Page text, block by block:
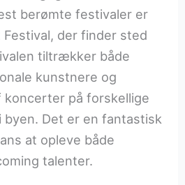
berømte festivaler er
Festival, der finder sted
tiltrækker både
kunstnere og
på forskellige
Det er en fantastisk
at opleve både
talenter.